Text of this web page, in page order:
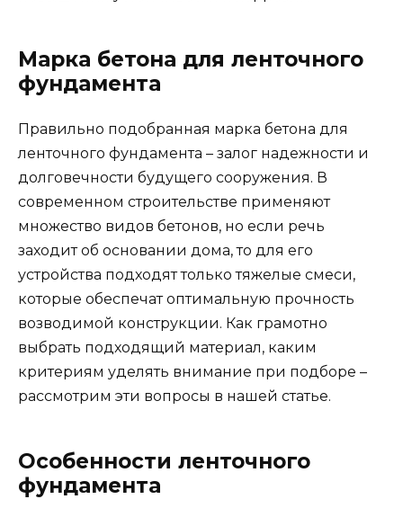
Марка бетона для ленточного
фундамента
Правильно подобранная марка бетона для
ленточного фундамента – залог надежности и
долговечности будущего сооружения. В
современном строительстве применяют
множество видов бетонов, но если речь
заходит об основании дома, то для его
устройства подходят только тяжелые смеси,
которые обеспечат оптимальную прочность
возводимой конструкции. Как грамотно
выбрать подходящий материал, каким
критериям уделять внимание при подборе –
рассмотрим эти вопросы в нашей статье.
Особенности ленточного
фундамента